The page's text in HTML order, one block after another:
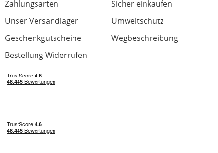
in jeder Hinsicht einfach hervorragend. Vor
allem die Technik und die Funktionalität
Diesbezüglich haben der Hersteller und der
Händler gehalten, was sie in der
Produktbeschreibung versprochen haben.
Zahlungsarten
Sicher einkaufen
Unser Versandlager
Umweltschutz
Geschenkgutscheine
Wegbeschreibung
Bestellung Widerrufen